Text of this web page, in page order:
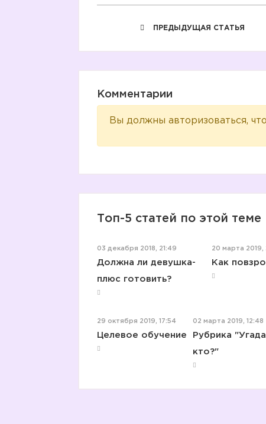
ПРЕДЫДУЩАЯ СТАТЬЯ
Комментарии
Вы должны авторизоваться,
Топ-5 статей по этой теме
03 декабря 2018, 21:49
Должна ли девушка-
плюс готовить?
20 марта 2019,
Как
29 октября 2019, 17:54
Целевое обучение
02 марта 2019, 12:48
Рубрика
кто?"